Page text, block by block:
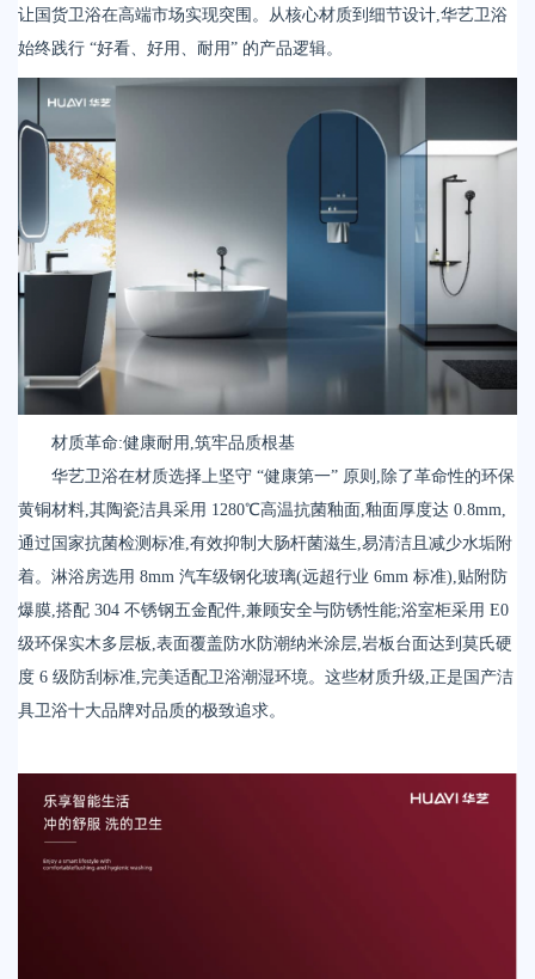
天猫
让国货卫浴在高端市场实现突围。从核心材质到细节设计,华艺卫浴
始终践行 “好看、好用、耐用” 的产品逻辑。
材质革命:健康耐用,筑牢品质根基
华艺卫浴在材质选择上坚守 “健康第一” 原则,除了革命性的环保
黄铜材料,其陶瓷洁具采用 1280℃高温抗菌釉面,釉面厚度达 0.8mm,
通过国家抗菌检测标准,有效抑制大肠杆菌滋生,易清洁且减少水垢附
着。淋浴房选用 8mm 汽车级钢化玻璃(远超行业 6mm 标准),贴附防
爆膜,搭配 304 不锈钢五金配件,兼顾安全与防锈性能;浴室柜采用 E0
级环保实木多层板,表面覆盖防水防潮纳米涂层,岩板台面达到莫氏硬
度 6 级防刮标准,完美适配卫浴潮湿环境。这些材质升级,正是国产洁
具卫浴十大品牌对品质的极致追求。